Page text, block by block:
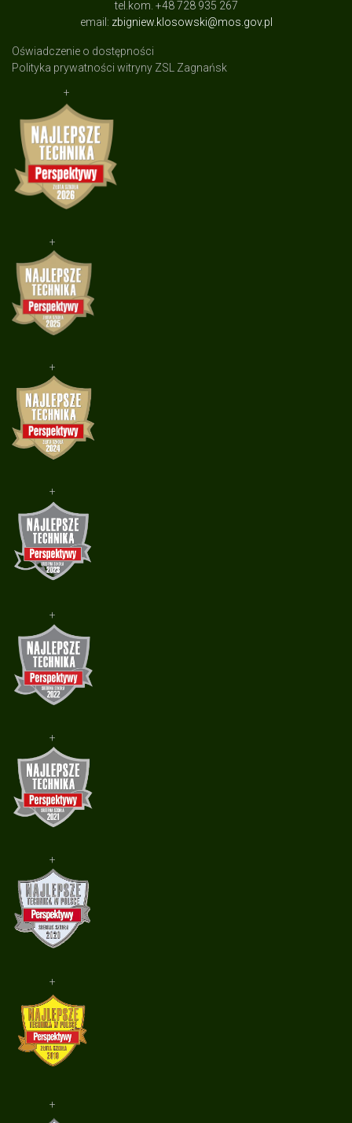
tel.kom. +48 728 935 267
email: zbigniew.klosowski@mos.gov.pl
Oświadczenie o dostępności
Polityka prywatności witryny ZSL Zagnańsk
+
+
+
+
+
+
+
+
+